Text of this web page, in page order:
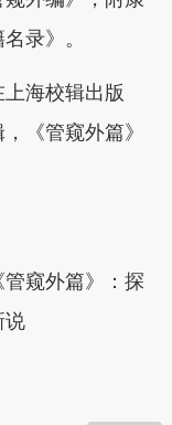
录》。
海校辑出版
《管窥外篇》
窥外篇》：探
说